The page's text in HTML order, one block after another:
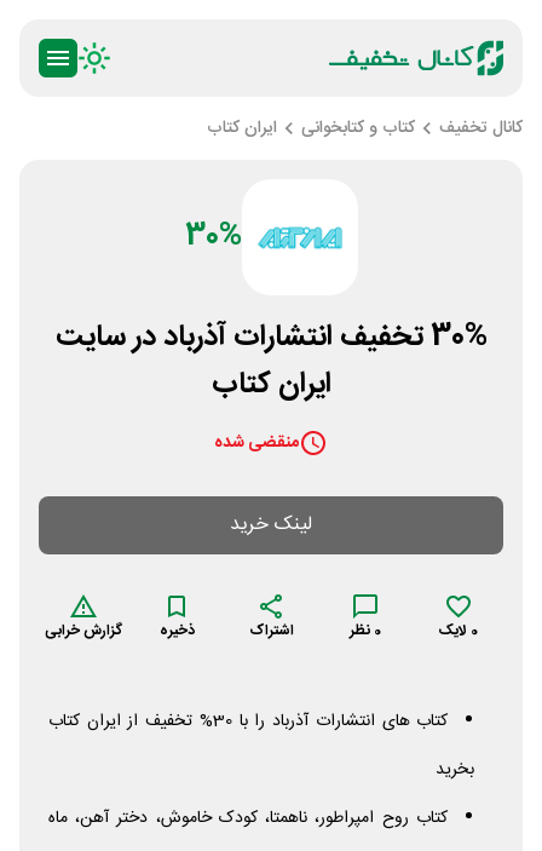
کانال تخفیف کتاب و کتابخوانی ایران کتاب
30%
30% تخفیف انتشارات آذرباد در سایت
ایران کتاب
منقضی شده
لینک خرید
0 لایک 0 نظر اشتراک ذخیره گزارش خرابی
کتاب های انتشارات آذرباد را با 30% تخفیف از ایران کتاب
بخرید
کتاب روح امپراطور، ناهمتا، کودک خاموش، دختر آهن، ماه